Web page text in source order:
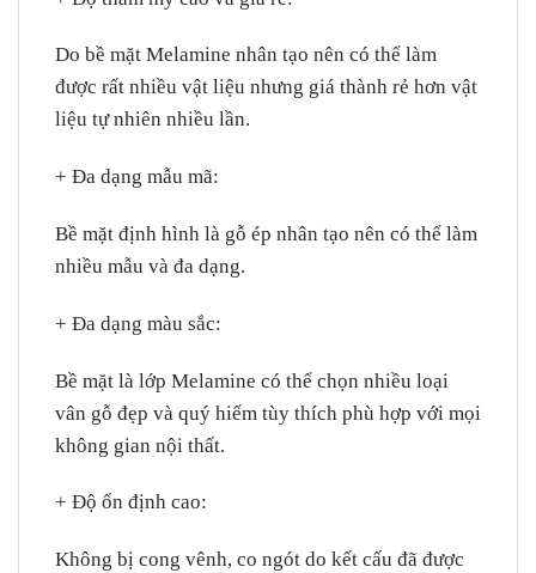
Do bề mặt Melamine nhân tạo nên có thể làm
được rất nhiều vật liệu nhưng giá thành rẻ hơn vật
liệu tự nhiên nhiều lần.
+ Đa dạng mẫu mã:
Bề mặt định hình là gỗ ép nhân tạo nên có thể làm
nhiều mẫu và đa dạng.
+ Đa dạng màu sắc:
Bề mặt là lớp Melamine có thể chọn nhiều loại
vân gỗ đẹp và quý hiếm tùy thích phù hợp với mọi
không gian nội thất.
+ Độ ổn định cao:
Không bị cong vênh, co ngót do kết cấu đã được